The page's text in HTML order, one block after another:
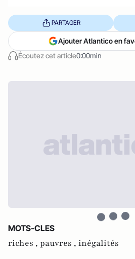
Écoutez cet article0:00min
PARTAGER
Ajouter Atlantico en
MOTS-CLES
riches , pauvres , inégalités